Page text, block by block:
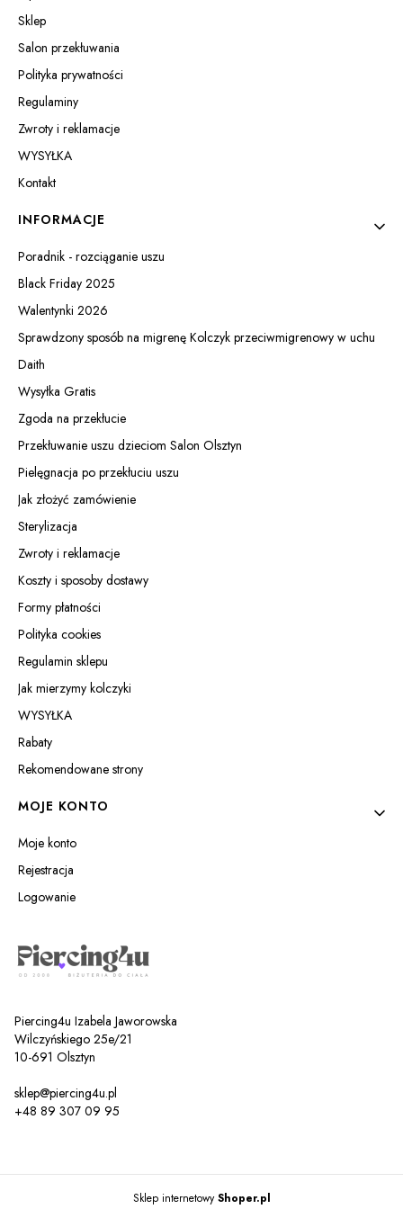
Sklep
Salon przekłuwania
Polityka prywatności
Regulaminy
Zwroty i reklamacje
WYSYŁKA
Kontakt
INFORMACJE
Poradnik - rozciąganie uszu
Black Friday 2025
Walentynki 2026
Sprawdzony sposób na migrenę Kolczyk przeciwmigrenowy w uchu
Daith
Wysyłka Gratis
Zgoda na przekłucie
Przekłuwanie uszu dzieciom Salon Olsztyn
Pielęgnacja po przekłuciu uszu
Jak złożyć zamówienie
Sterylizacja
Zwroty i reklamacje
Koszty i sposoby dostawy
Formy płatności
Polityka cookies
Regulamin sklepu
Jak mierzymy kolczyki
WYSYŁKA
Rabaty
Rekomendowane strony
MOJE KONTO
Moje konto
Rejestracja
Logowanie
Piercing4u Izabela Jaworowska
Wilczyńskiego 25e/21
10-691 Olsztyn
sklep@piercing4u.pl
+48 89 307 09 95
Sklep internetowyShoper.pl